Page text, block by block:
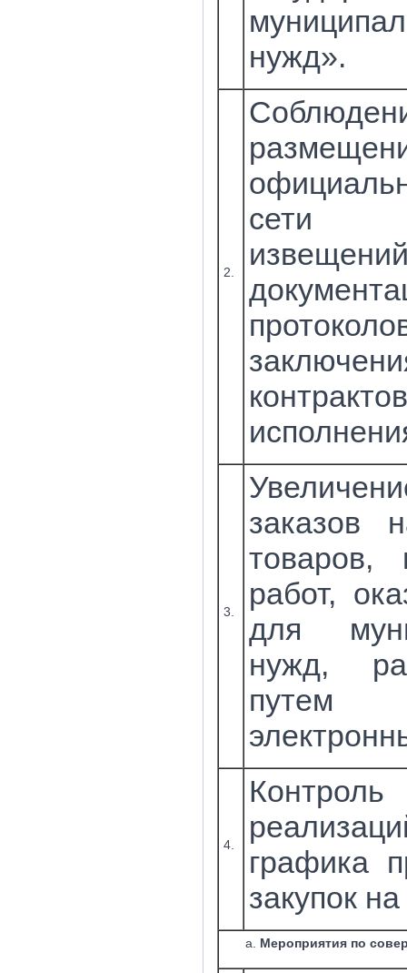
нужд».
2.
сети
3.
заказов
товаров,
работ,
для
нужд,
путем
4.
графика
закупок
Мероприятия по